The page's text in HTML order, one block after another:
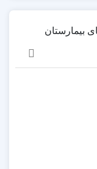
بیمارستان